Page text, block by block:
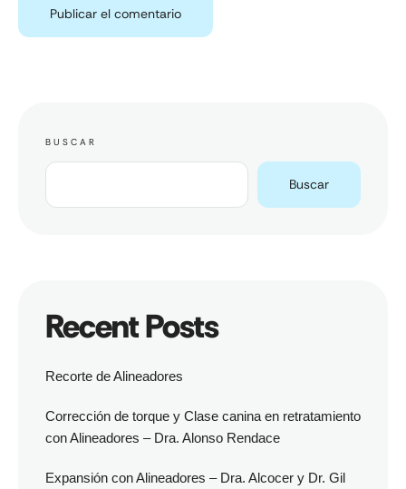
BUSCAR
Buscar
Recent Posts
Recorte de Alineadores
Corrección de torque y Clase canina en retratamiento
con Alineadores – Dra. Alonso Rendace
Expansión con Alineadores – Dra. Alcocer y Dr. Gil